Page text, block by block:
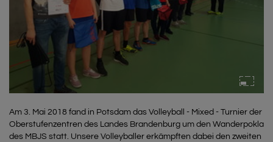
Am 3. Mai 2018 fand in Potsdam das Volleyball - Mixed - Turnier der
Oberstufenzentren des Landes Brandenburg um den Wanderpokla
des MBJS statt. Unsere Volleyballer erkämpften dabei den zweiten